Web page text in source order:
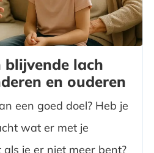
blijvende lach
en ouderen
een goed doel? Heb je
wat er met je
je er niet meer bent?